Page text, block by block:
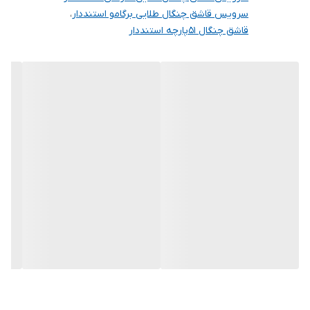
سرویس قاشق چنگال طلایی برگامو استنددار،
قاشق چنگال 51پارچه استنددار